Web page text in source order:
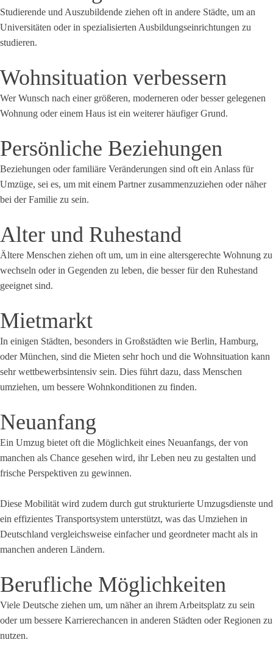
Studierende und Auszubildende ziehen oft in andere Städte, um an
Universitäten oder in spezialisierten Ausbildungseinrichtungen zu
studieren.
Wohnsituation verbessern
Wer Wunsch nach einer größeren, moderneren oder besser gelegenen
Wohnung oder einem Haus ist ein weiterer häufiger Grund.
Persönliche Beziehungen
Beziehungen oder familiäre Veränderungen sind oft ein Anlass für
Umzüge, sei es, um mit einem Partner zusammenzuziehen oder näher
bei der Familie zu sein.
Alter und Ruhestand
Ältere Menschen ziehen oft um, um in eine altersgerechte Wohnung zu
wechseln oder in Gegenden zu leben, die besser für den Ruhestand
geeignet sind.
Mietmarkt
In einigen Städten, besonders in Großstädten wie Berlin, Hamburg,
oder München, sind die Mieten sehr hoch und die Wohnsituation kann
sehr wettbewerbsintensiv sein. Dies führt dazu, dass Menschen
umziehen, um bessere Wohnkonditionen zu finden.
Neuanfang
Ein Umzug bietet oft die Möglichkeit eines Neuanfangs, der von
manchen als Chance gesehen wird, ihr Leben neu zu gestalten und
frische Perspektiven zu gewinnen.
Diese Mobilität wird zudem durch gut strukturierte Umzugsdienste und
ein effizientes Transportsystem unterstützt, was das Umziehen in
Deutschland vergleichsweise einfacher und geordneter macht als in
manchen anderen Ländern.
Berufliche Möglichkeiten
Viele Deutsche ziehen um, um näher an ihrem Arbeitsplatz zu sein
oder um bessere Karrierechancen in anderen Städten oder Regionen zu
nutzen.